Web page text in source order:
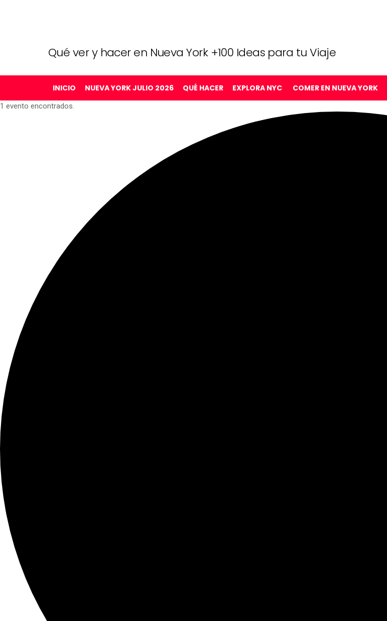
Qué ver y hacer en Nueva York +100 Ideas para tu Viaje
INICIO NUEVA YORK JULIO 2026 QUÉ HACER EXPLORA NYC COMER EN NUEVA YORK
1 evento encontrados.